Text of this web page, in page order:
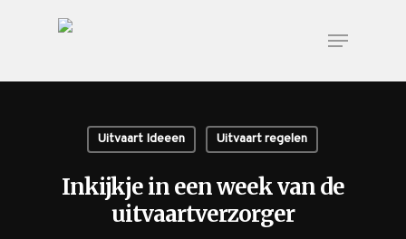
Uitvaart Ideeen Uitvaart regelen
Inkijkje in een week van de
uitvaartverzorger
Voor de
uitvaart
Uitvaart
regelen
Rondom
de uitvaart